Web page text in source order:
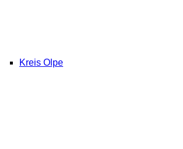
Kreis Olpe